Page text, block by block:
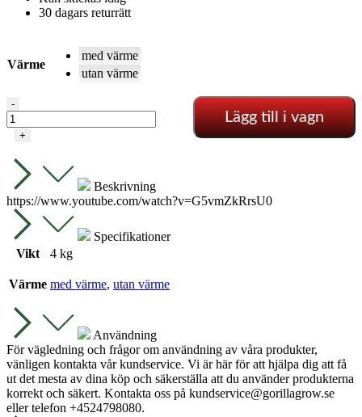
30 dagars returrätt
Värme
med värme
utan värme
Gse
Timer
Box
12X600W
(bästa
modellen
serien)
mängd
-
+
Lägg till i vagn
Beskrivning
https://www.youtube.com/watch?v=G5vmZkRrsU0
Specifikationer
Vikt
4 kg
Värme med värme, utan värme
Användning
För vägledning och frågor om användning av våra produkter,
vänligen kontakta vår kundservice. Vi är här för att hjälpa dig att få
ut det mesta av dina köp och säkerställa att du använder produkterna
korrekt och säkert. Kontakta oss på kundservice@gorillagrow.se
eller telefon +4524798080.